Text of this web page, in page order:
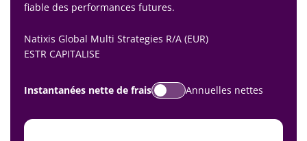
fiable des performances futures.
Natixis Global Multi Strategies R/A (EUR)
ESTR CAPITALISE
Instantanées nette de frais Annuelles nettes